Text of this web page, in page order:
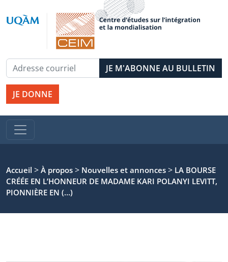
JE DONNE
Accueil > À propos > Nouvelles et annonces > LA BOURSE
CRÉÉE EN L’HONNEUR DE MADAME KARI POLANYI LEVITT,
PIONNIÈRE EN (…)